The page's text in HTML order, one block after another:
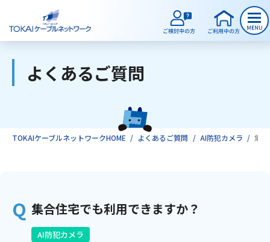
ご検討中のお客様
ご利用中のお客様
インターネット
よくあるご質問
TOKAIケーブルネットワークHOME よくあるご質問 AI防犯カメラ 集
集合住宅でも利用できますか？
AI防犯カメラ